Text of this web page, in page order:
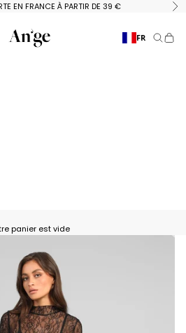
EN FRANCE À PARTIR DE 39 €
Ange Paris FR
panier est vide